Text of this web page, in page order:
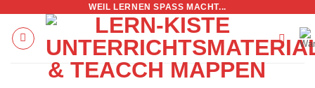
Inhalt
springen
WEIL LERNEN SPASS MACHT...